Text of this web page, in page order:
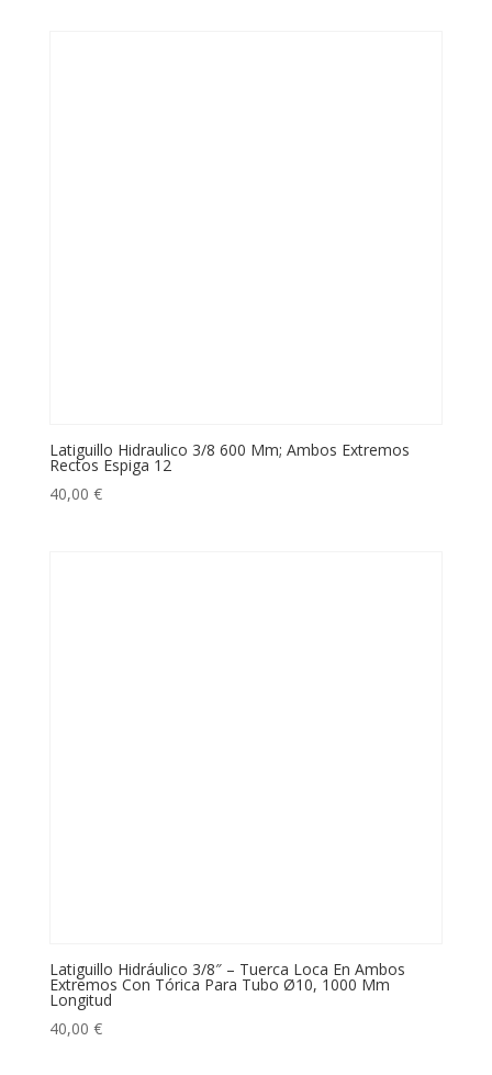
Latiguillo Hidraulico 3/8 600 Mm; Ambos Extremos
Rectos Espiga 12
40,00 €
Latiguillo Hidráulico 3/8″ – Tuerca Loca En Ambos
Extremos Con Tórica Para Tubo Ø10, 1000 Mm
Longitud
40,00 €